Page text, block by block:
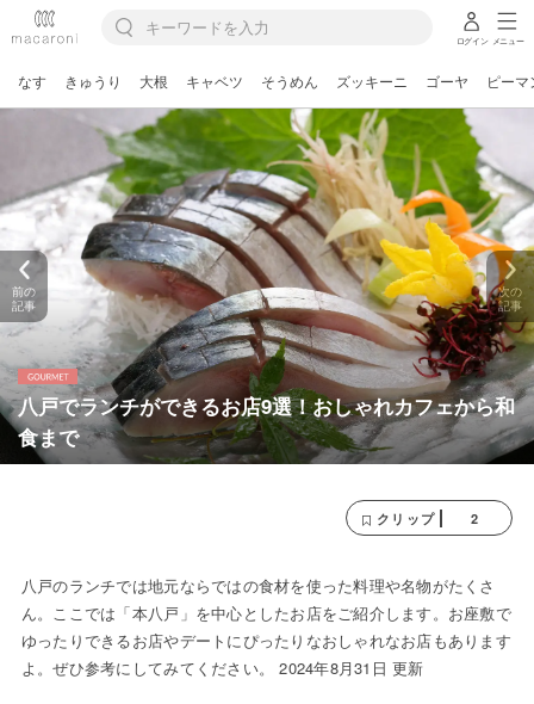
ログイン メニュー
なす きゅうり 大根 キャベツ そうめん ズッキーニ ゴーヤ ピーマ
八戸でランチができるお店9選！おしゃれカフェから和
食まで
前の
記事
次の
記事
クリップ 2
八戸のランチでは地元ならではの食材を使った料理や名物がたくさ
ん。ここでは「本八戸」を中心としたお店をご紹介します。お座敷で
ゆったりできるお店やデートにぴったりなおしゃれなお店もあります
よ。ぜひ参考にしてみてください。 2024年8月31日 更新